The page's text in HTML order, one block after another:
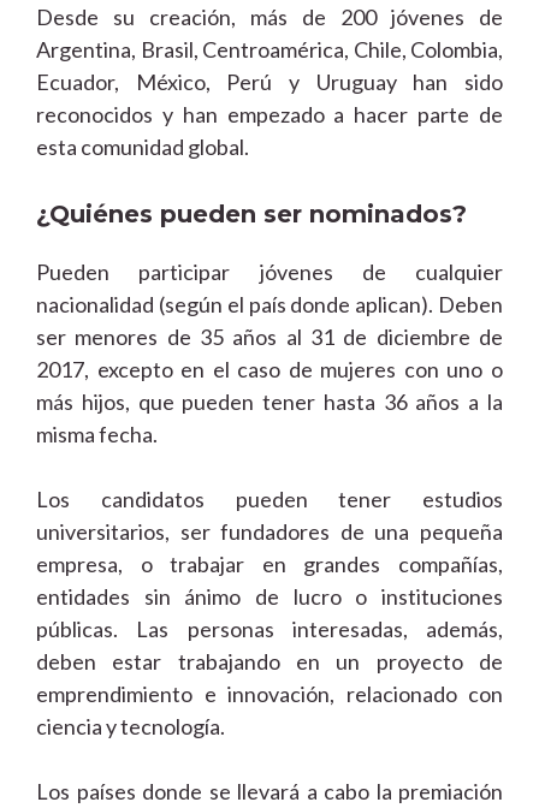
Desde su creación, más de 200 jóvenes de
Argentina, Brasil, Centroamérica, Chile, Colombia,
Ecuador, México, Perú y Uruguay han sido
reconocidos y han empezado a hacer parte de
esta comunidad global.
¿Quiénes pueden ser nominados?
Pueden participar jóvenes de cualquier
nacionalidad (según el país donde aplican). Deben
ser menores de 35 años al 31 de diciembre de
2017, excepto en el caso de mujeres con uno o
más hijos, que pueden tener hasta 36 años a la
misma fecha.
Los candidatos pueden tener estudios
universitarios, ser fundadores de una pequeña
empresa, o trabajar en grandes compañías,
entidades sin ánimo de lucro o instituciones
públicas. Las personas interesadas, además,
deben estar trabajando en un proyecto de
emprendimiento e innovación, relacionado con
ciencia y tecnología.
Los países donde se llevará a cabo la premiación